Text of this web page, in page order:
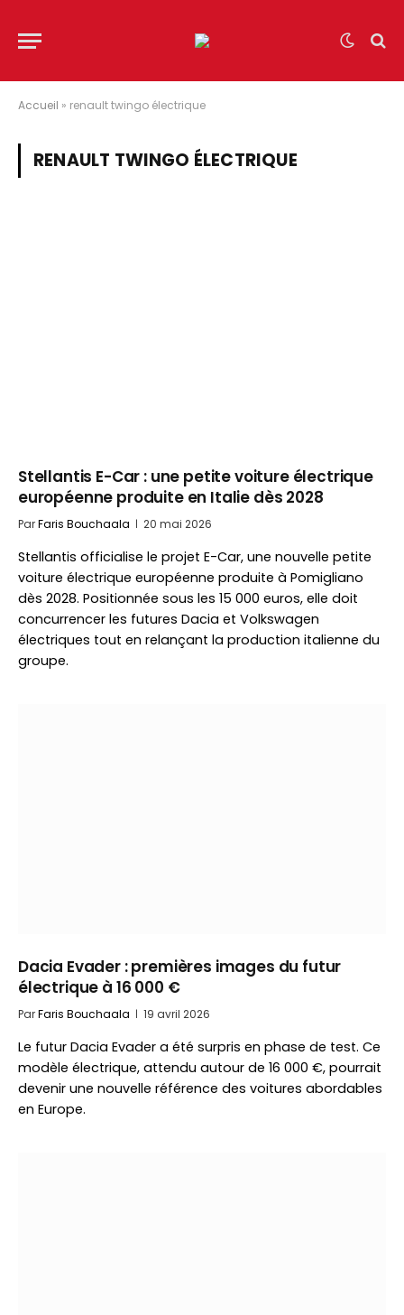
Accueil » renault twingo électrique
RENAULT TWINGO ÉLECTRIQUE
Stellantis E-Car : une petite voiture électrique
européenne produite en Italie dès 2028
ParFaris Bouchaala 20 mai 2026
Stellantis officialise le projet E-Car, une nouvelle petite
voiture électrique européenne produite à Pomigliano
dès 2028. Positionnée sous les 15 000 euros, elle doit
concurrencer les futures Dacia et Volkswagen
électriques tout en relançant la production italienne du
groupe.
Dacia Evader : premières images du futur
électrique à 16 000 €
ParFaris Bouchaala 19 avril 2026
Le futur Dacia Evader a été surpris en phase de test. Ce
modèle électrique, attendu autour de 16 000 €, pourrait
devenir une nouvelle référence des voitures abordables
en Europe.